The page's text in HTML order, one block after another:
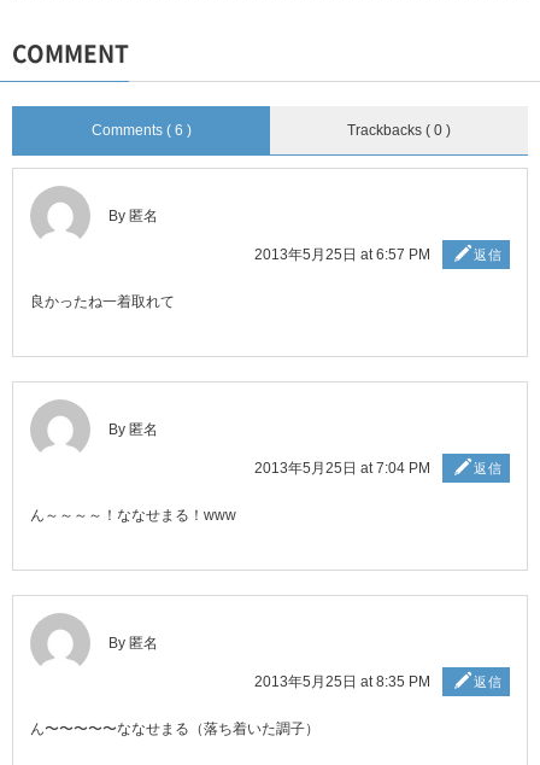
COMMENT
Comments ( 6 ) Trackbacks ( 0 )
By 匿名
2013年5月25日 at 6:57 PM 返信
良かったね一着取れて
By 匿名
2013年5月25日 at 7:04 PM 返信
ん～～～～！ななせまる！www
By 匿名
2013年5月25日 at 8:35 PM 返信
ん〜〜〜〜〜ななせまる（落ち着いた調子）